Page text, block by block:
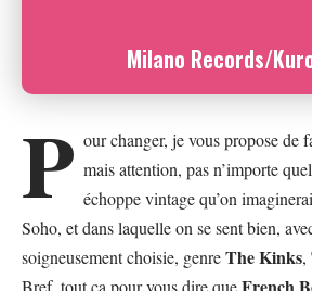
Milano Records/
P our changer, je vous propose de
mais attention, pas n’importe
échoppe vintage qu’on
Soho, et dans laquelle on se sent bien,
soigneusement choisie, genreThe Kinks,